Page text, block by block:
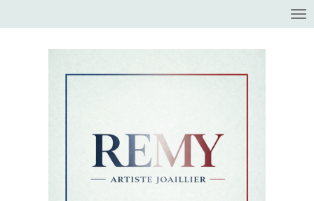
au
contenu